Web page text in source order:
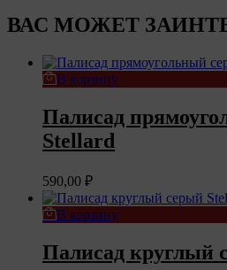
ВАС МОЖЕТ
В корзину
Палисад
Stellard
590,00 ₽
В корзину
Палисад круглый